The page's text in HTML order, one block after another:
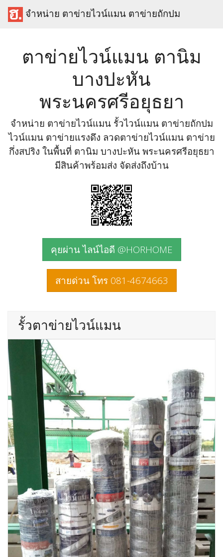
จำหน่าย ตาข่ายไวน์แมน ตาข่ายถักปม
ตาข่ายไวน์แมน ตานิม
บางปะหัน
พระนครศรีอยุธยา
จำหน่าย ตาข่ายไวน์แมน รั้วไวน์แมน ตาข่ายถักปม
ไวน์แมน ตาข่ายแรงดึง ลวดตาข่ายไวน์แมน ตาข่าย
กึ่งสปริง ในพื้นที่ ตานิม บางปะหัน พระนครศรีอยุธยา
มีสินค้าพร้อมส่ง จัดส่งถึงบ้าน
คุยผ่าน ไลน์ไอดี @HORHOME
สายด่วน โทร 081-4674663
รั้วตาข่ายไวน์แมน